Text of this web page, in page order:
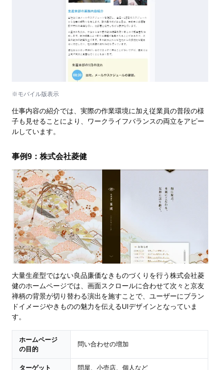
※モバイル版表示
仕事内容の紹介では、実際の作業環境に加え従業員の普段の様
子も見せることにより、ワークライフバランスの両立をアピー
ルしています。
事例9：株式会社菱健
大量生産型ではない良品廉価なきものづくりを行う株式会社菱
健のホームページでは、画面スクロールに合わせて次々と京友
禅柄の背景が切り替わる演出を施すことで、ユーザーにブラン
ドイメージやきものの魅力を伝えるUIデザインとなっていま
す。
ホームページ
の目的
問い合わせの増加
ターゲット 問屋、小売店、個人など